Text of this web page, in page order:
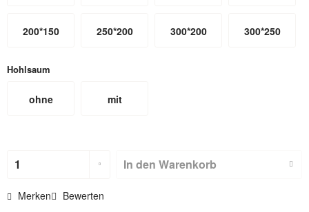
200*150 250*200 300*200 300*250
Hohlsaum
ohne
mit
In den Warenkorb
Merken Bewerten